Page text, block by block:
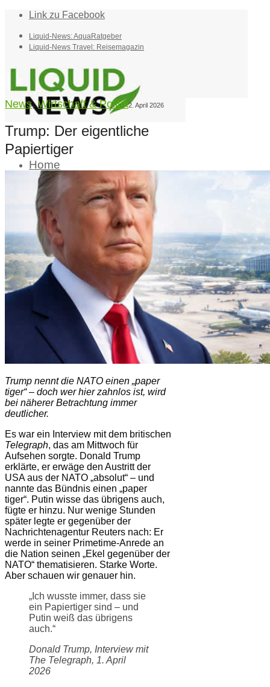
Link zu Facebook
Liquid-News: AquaRatgeber
Liquid-News Travel: Reisemagazin
Home
Suche
Menü Menü
News,Wirtschaft & Politik2. April 2026
Trump: Der eigentliche
Papiertiger
Trump nennt die NATO einen „paper
tiger“ – doch wer hier zahnlos ist, wird
bei näherer Betrachtung immer
deutlicher.
Es war ein Interview mit dem britischen
Telegraph, das am Mittwoch für
Aufsehen sorgte. Donald Trump
erklärte, er erwäge den Austritt der
USA aus der NATO „absolut“ – und
nannte das Bündnis einen „paper
tiger“. Putin wisse das übrigens auch,
fügte er hinzu. Nur wenige Stunden
später legte er gegenüber der
Nachrichtenagentur Reuters nach: Er
werde in seiner Primetime-Anrede an
die Nation seinen „Ekel gegenüber der
NATO“ thematisieren. Starke Worte.
Aber schauen wir genauer hin.
„Ich wusste immer, dass sie
ein Papiertiger sind – und
Putin weiß das übrigens
auch.“
Donald Trump, Interview mit
The Telegraph, 1. April
2026